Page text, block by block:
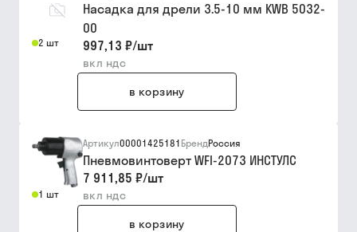
2 шт
Насадка для дрели 3.5-10 мм KWB 5032-
00
997,13 ₽/шт
вкл ндс
в корзину
1 шт
Артикул00001425181 БрендРоссия
Пневмовинтоверт WFI-2073 ИНСТУЛС
7 911,85 ₽/шт
вкл ндс
в корзину